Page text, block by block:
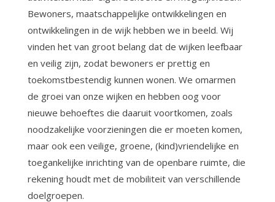
Bewoners, maatschappelijke ontwikkelingen en
ontwikkelingen in de wijk hebben we in beeld. Wij
vinden het van groot belang dat de wijken leefbaar
en veilig zijn, zodat bewoners er prettig en
toekomstbestendig kunnen wonen. We omarmen
de groei van onze wijken en hebben oog voor
nieuwe behoeftes die daaruit voortkomen, zoals
noodzakelijke voorzieningen die er moeten komen,
maar ook een veilige, groene, (kind)vriendelijke en
toegankelijke inrichting van de openbare ruimte, die
rekening houdt met de mobiliteit van verschillende
doelgroepen.